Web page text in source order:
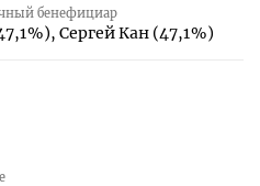
бенефициар
%), Сергей Кан (47,1 %)